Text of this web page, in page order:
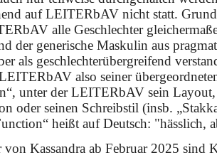
auf LEITERbAV nicht statt.
alle Geschlechter
der generische Maskulin aus
als geschlechterübergreifend
also seiner
unter der LEITERbAV sein Layout,
oder seinen Schreibstil (insb.
heißt auf Deutsch: "hässlich,
Kassandra ab Februar 2025 sind